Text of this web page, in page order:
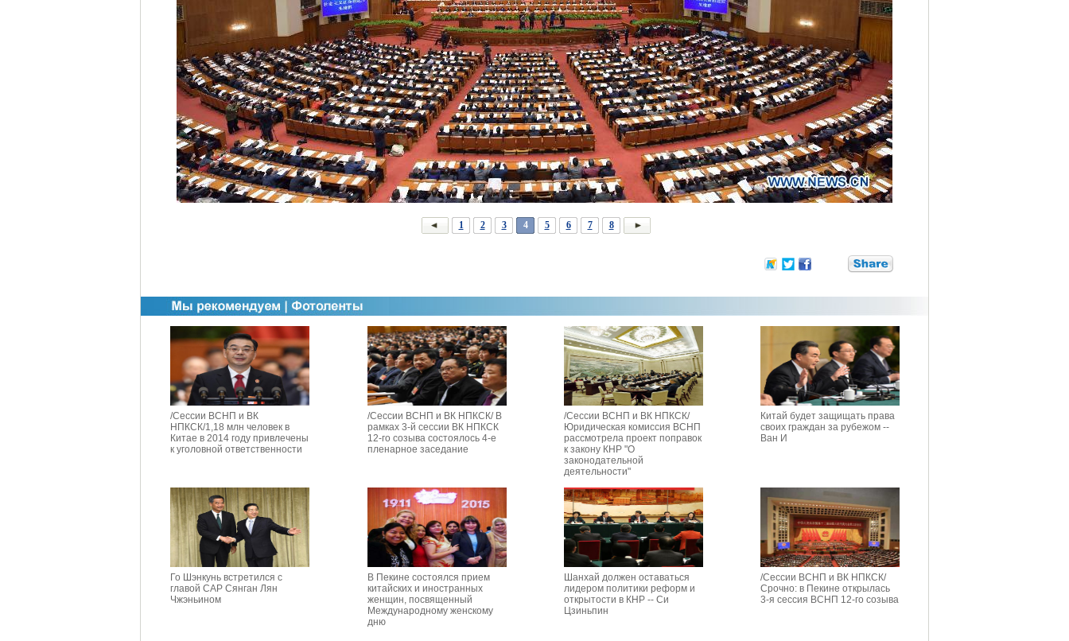
1 2 3 4 5 6 7 8
/Сессии ВСНП и ВК
НПКСК/1,18 млн человек в
Китае в 2014 году привлечены
к уголовной ответственности
/Сессии ВСНП и ВК НПКСК/ В
рамках 3-й сессии ВК НПКСК
12-го созыва состоялось 4-е
пленарное заседание
/Сессии ВСНП и ВК НПКСК/
Юридическая комиссия ВСНП
рассмотрела проект поправок
к закону КНР "О
законодательной
деятельности"
Китай будет защищать права
своих граждан за рубежом --
Ван И
Го Шэнкунь встретился с
главой САР Сянган Лян
Чжэньином
В Пекине состоялся прием
китайских и иностранных
женщин, посвященный
Международному женскому
дню
Шанхай должен оставаться
лидером политики реформ и
открытости в КНР -- Си
Цзиньпин
/Сессии ВСНП и ВК НПКСК/
Срочно: в Пекине открылась
3-я сессия ВСНП 12-го созыва